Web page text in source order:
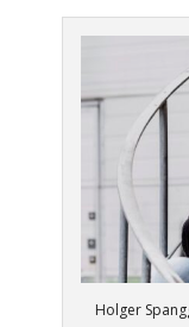
Holger